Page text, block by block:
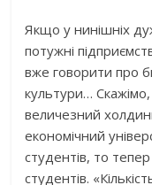
Якщо у нинішніх
потужні
вже говорити про
культури…
величезний
економічний
студентів, то
студентів.